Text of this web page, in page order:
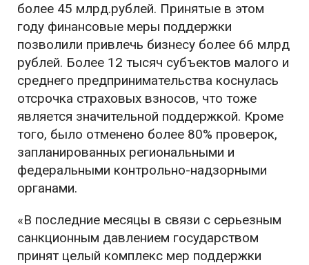
более 45 млрд.рублей. Принятые в этом
году финансовые меры поддержки
позволили привлечь бизнесу более 66 млрд
рублей. Более 12 тысяч субъектов малого и
среднего предпринимательства коснулась
отсрочка страховых взносов, что тоже
является значительной поддержкой. Кроме
того, было отменено более 80% проверок,
запланированных региональными и
федеральными контрольно-надзорными
органами.
«В последние месяцы в связи с серьезным
санкционным давлением государством
принят целый комплекс мер поддержки